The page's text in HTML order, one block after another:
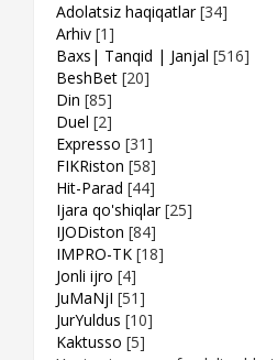
Adolatsiz haqiqatlar [34]
Arhiv [1]
Baxs| Tanqid | Janjal [516]
BeshBet [20]
Din [85]
Duel [2]
Expresso [31]
FIKRiston [58]
Hit-Parad [44]
Ijara qo'shiqlar [25]
IJODiston [84]
IMPRO-TK [18]
Jonli ijro [4]
JuMaNjI [51]
JurYuldus [10]
Kaktusso [5]